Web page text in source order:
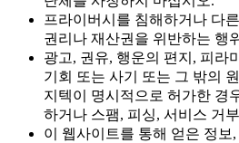
프라이버시를 침해하거나 다
권리나 재산권을 위반하는 행
광고, 권유, 행운의 편지, 피라
기회 또는 사기 또는 그 밖의
지텍이 명시적으로 허가한 경
하거나 스팸, 피싱, 서비스 거
이 웹사이트를 통해 얻은 정보